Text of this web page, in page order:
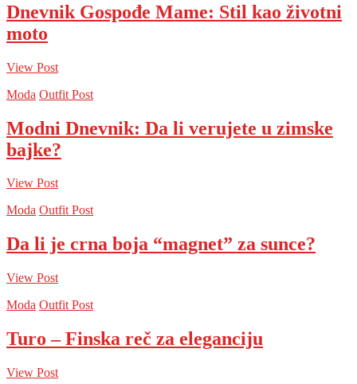
Dnevnik Gospođe Mame: Stil kao životni
moto
View Post
Moda Outfit Post
Modni Dnevnik: Da li verujete u zimske
bajke?
View Post
Moda Outfit Post
Da li je crna boja “magnet” za sunce?
View Post
Moda Outfit Post
Turo – Finska reč za eleganciju
View Post